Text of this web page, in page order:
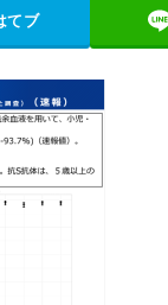
てブ